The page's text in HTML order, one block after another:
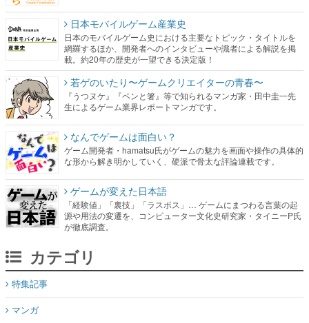
日本モバイルゲーム産業史
日本のモバイルゲーム史における主要なトピック・タイトルを
網羅するほか、開発者へのインタビューや識者による解説を掲
載。約20年の歴史が一望できる決定版！
若ゲのいたり〜ゲームクリエイターの青春〜
『うつヌケ』『ペンと箸』等で知られるマンガ家・田中圭一先
生によるゲーム業界レポートマンガです。
なんでゲームは面白い？
ゲーム開発者・hamatsu氏がゲームの魅力を画面や操作の具体的
な形から解き明かしていく、硬派で骨太な評論連載です。
ゲームが変えた日本語
「経験値」「裏技」「ラスボス」… ゲームにまつわる言葉の起
源や用法の変遷を、コンピューター文化史研究家・タイニーP氏
が徹底調査。
カテゴリ
特集記事
マンガ